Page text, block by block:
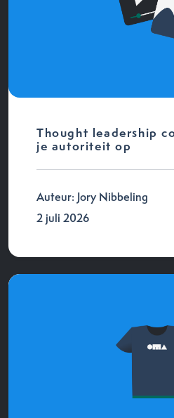
Thought leadership
je autoriteit op
Auteur: Jory Nibbeling
2 juli 2026